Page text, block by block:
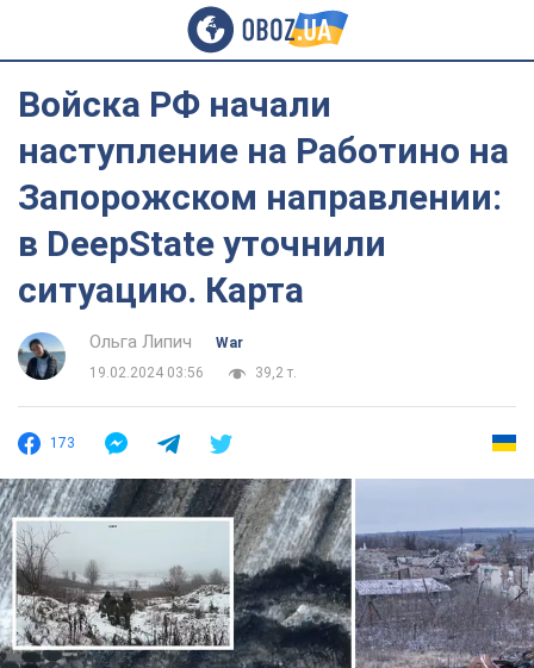
Войска РФ начали
наступление на Работино на
Запорожском направлении:
в DeepState уточнили
ситуацию. Карта
Ольга Липич
War
19.02.2024 03:56
39,2 т.
173